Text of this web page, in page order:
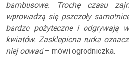
bambusowe. Trochę czasu
wprowadzą się pszczoły
bardzo pożyteczne i odgrywają
kwiatów. Zasklepiona rurka
niej odwad– mówi ogrodniczka.